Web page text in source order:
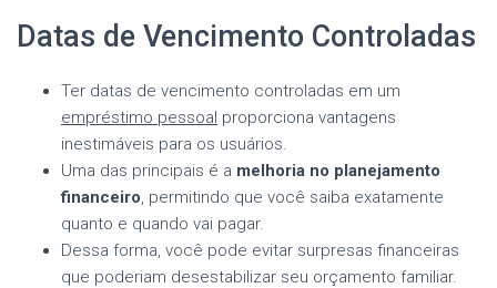
Datas de Vencimento Controladas
Ter datas de vencimento controladas em um
empréstimo pessoal proporciona vantagens
inestimáveis para os usuários.
Uma das principais é a melhoria no planejamento
financeiro, permitindo que você saiba exatamente
quanto e quando vai pagar.
Dessa forma, você pode evitar surpresas financeiras
que poderiam desestabilizar seu orçamento familiar.